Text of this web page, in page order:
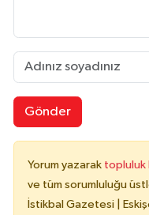
Gönder
Yorum yazarak topluluk
ve tüm sorumluluğu
İstikbal Gazetesi |